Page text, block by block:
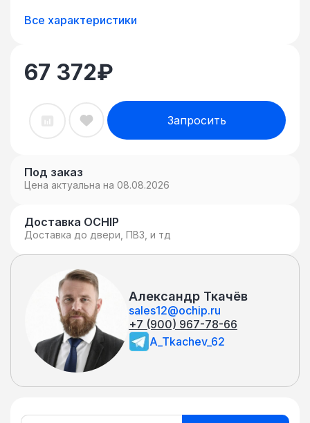
Все характеристики
67 372₽
Запросить
Под заказ
Цена актуальна на 08.08.2026
Доставка OCHIP
Доставка до двери, ПВЗ, и тд
Александр Ткачёв
sales12@ochip.ru
+7 (900) 967-78-66
A_Tkachev_62